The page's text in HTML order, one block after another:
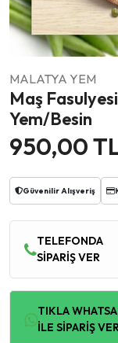
MALATYA YEM
Maş
Yem/Besin
950,00
Güvenilir Alışveriş
TELEFONDA
SİPARİŞ VER
TIKLA
İLE SİPARİŞ